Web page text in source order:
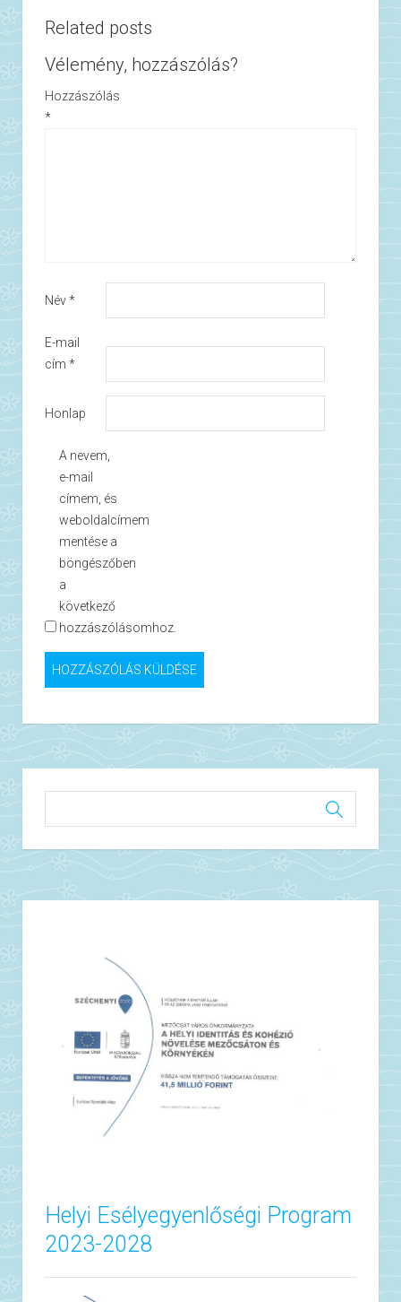
Related posts
Vélemény, hozzászólás?
Hozzászólás
*
Név*
E-mail
cím *
Honlap
A nevem,
e-mail
címem, és
weboldalcímem
mentése a
böngészőben
a
következő
hozzászólásomhoz.
Helyi Esélyegyenlőségi Program
2023-2028